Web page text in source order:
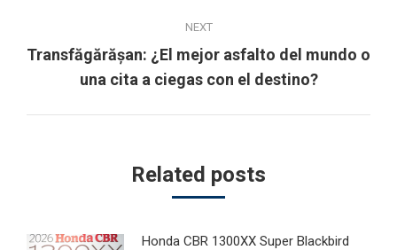
NEXT
Next
post:
Transfăgărășan: ¿El mejor asfalto del mundo o
una cita a ciegas con el destino?
Related posts
Honda CBR 1300XX Super Blackbird